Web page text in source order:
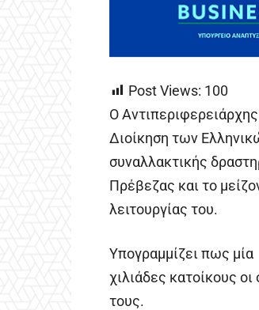
Post Views: 100
Ο
Διοίκηση των
συναλλακτικής
Πρέβεζας και το
λειτουργίας του.
Υπογραμμίζει πως μία
χιλιάδες κατοίκους
τους.